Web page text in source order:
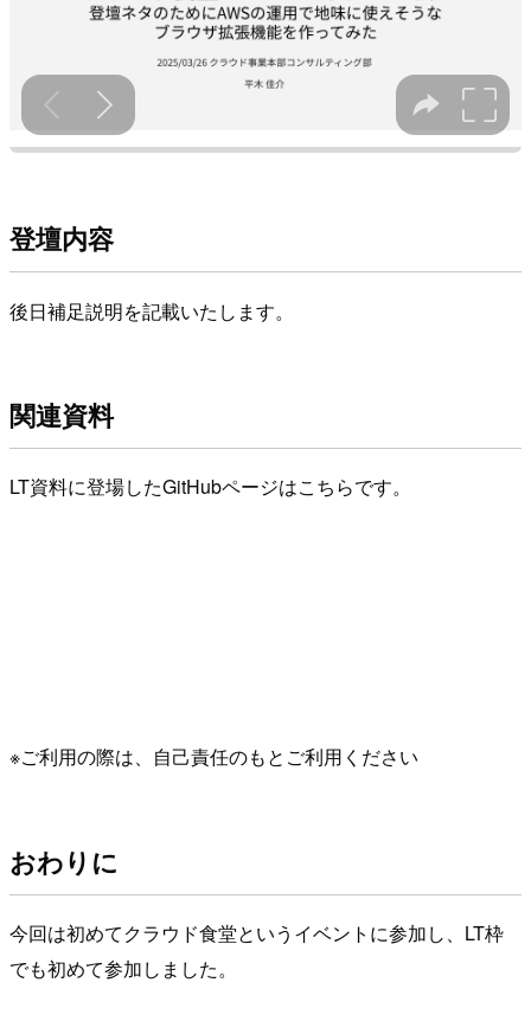
登壇内容
後日補足説明を記載いたします。
関連資料
LT資料に登場したGitHubページはこちらです。
※ご利用の際は、自己責任のもとご利用ください
おわりに
今回は初めてクラウド食堂というイベントに参加し、LT枠
でも初めて参加しました。